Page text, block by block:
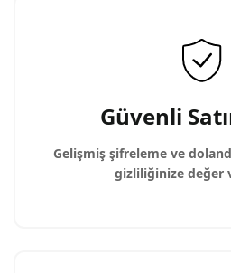
Güvenli
Gelişmiş şifreleme ve
gizliliğinize değer